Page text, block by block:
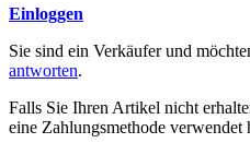
Einloggen
Sie sind ein Verkäufer und
antworten.
Falls Sie Ihren Artikel nicht
eine Zahlungsmethode